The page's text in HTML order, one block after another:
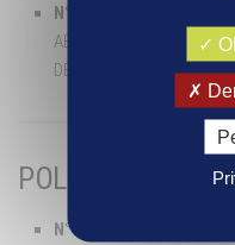
N° 2
ABREST – ACQUISITION
DE Mme RUBECK
POLE
N° 3